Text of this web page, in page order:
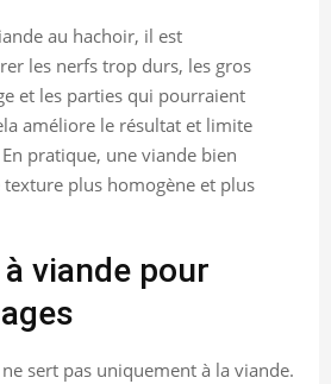
au hachoir, il est
les nerfs trop durs, les gros
et les parties qui pourraient
améliore le résultat et limite
En pratique, une viande bien
plus homogène et plus
viande pour
sert pas uniquement à la viande.